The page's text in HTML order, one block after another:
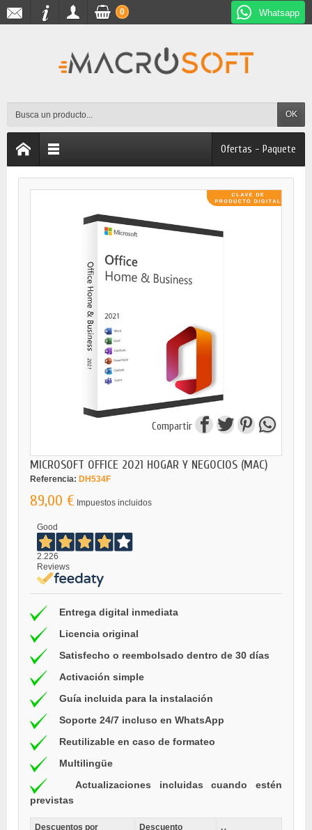
Whatsapp
OK
0
Ofertas - Paquete
Compartir
MICROSOFT OFFICE 2021 HOGAR Y NEGOCIOS (MAC)
Referencia: DH534F
89,00 € Impuestos incluidos
Good
2.226
Reviews
Entrega digital inmediata
Licencia original
Satisfecho o reembolsado dentro de 30 días
Activación simple
Guía incluida para la instalación
Soporte 24/7 incluso en WhatsApp
Reutilizable en caso de formateo
Multilingüe
Actualizaciones incluidas cuando estén
previstas
Descuentos por
Descuento